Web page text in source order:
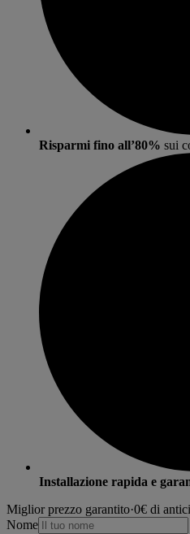
Risparmi fino all’80% sui
Installazione rapida e
Miglior prezzo garantito·0€ di
Nome